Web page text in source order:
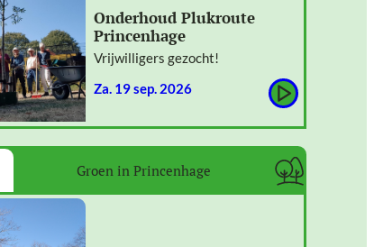
Onderhoud Plukroute
Princenhage
Vrijwilligers gezocht!
za. 19 sep. 2026
Groen in Princenhage